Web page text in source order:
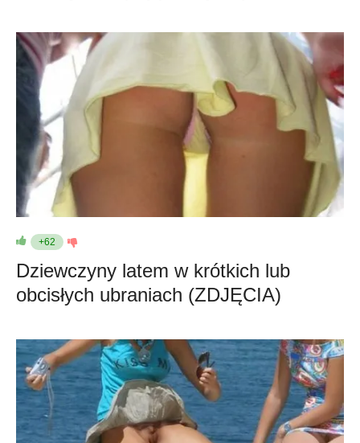
+62
Dziewczyny latem w krótkich lub
obcisłych ubraniach (ZDJĘCIA)